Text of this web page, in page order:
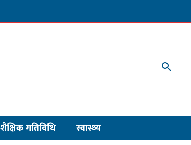
शैक्षिक गतिविधि स्वास्थ्य